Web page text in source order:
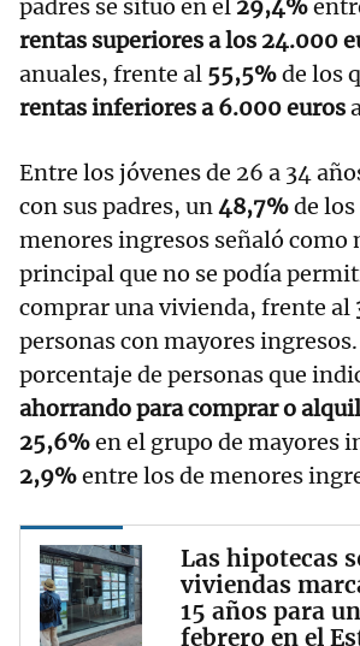
padres se situó en el 29,4%
rentas superiores a los 24.000
anuales, frente al 55,5%de los
rentas inferiores a 6.000 euros
Entre los jóvenes de 26 a 34
con sus padres, un48,7%de
menores ingresos señaló como
principal que no se podía
comprar una vivienda, frente al
personas con mayores
porcentaje de personas que
ahorrando para comprar o
25,6%en el grupo de mayores
2,9%entre los de menores
Las hipotecas
viviendas
15 años para
febrero en el